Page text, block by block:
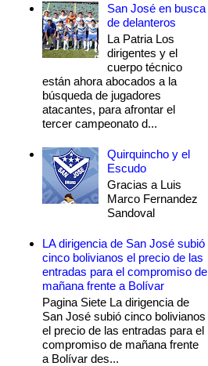
San José en busca
de delanteros
La Patria Los
dirigentes y el
cuerpo técnico
están ahora abocados a la
búsqueda de jugadores
atacantes, para afrontar el
tercer campeonato d...
Quirquincho y el
Escudo
Gracias a Luis
Marco Fernandez
Sandoval
LA dirigencia de San José subió
cinco bolivianos el precio de las
entradas para el compromiso de
mañana frente a Bolívar
Pagina Siete La dirigencia de
San José subió cinco bolivianos
el precio de las entradas para el
compromiso de mañana frente
a Bolívar des...